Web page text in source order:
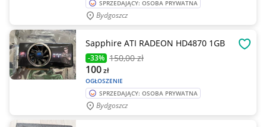
SPRZEDAJĄCY: OSOBA PRYWATNA
Bydgoszcz
Sapphire ATI RADEON HD4870 1GB
-33% 150,00 zł
OGŁOSZENIE
100zł
SPRZEDAJĄCY: OSOBA PRYWATNA
Bydgoszcz